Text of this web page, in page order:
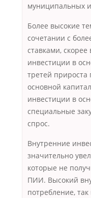
муниципальных
Более высокие
сочетании с
ставками, скорее
инвестиции в
третей
основной
инвестиции в
специальные
спрос.
Внутренние
значительно
которые не
ПИИ. Высокий
потребление,